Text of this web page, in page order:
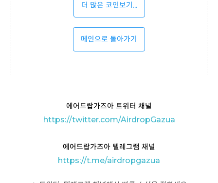
더 많은 코인보기...
메인으로 돌아가기
에어드랍가즈아 트위터 채널
https://twitter.com/AirdropGazua
에어드랍가즈아 텔레그램 채널
https://t.me/airdropgazua